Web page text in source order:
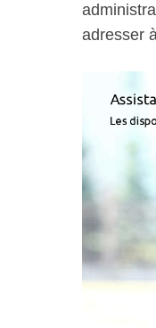
adresser